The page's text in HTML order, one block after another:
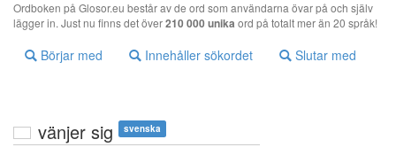
Ordboken på Glosor.eu består av de ord som användarna övar på och själv
lägger in. Just nu finns det över210 000 unika ord på totalt mer än 20 språk!
Börjar med Innehåller sökordet Slutar med
vänjer sig svenska